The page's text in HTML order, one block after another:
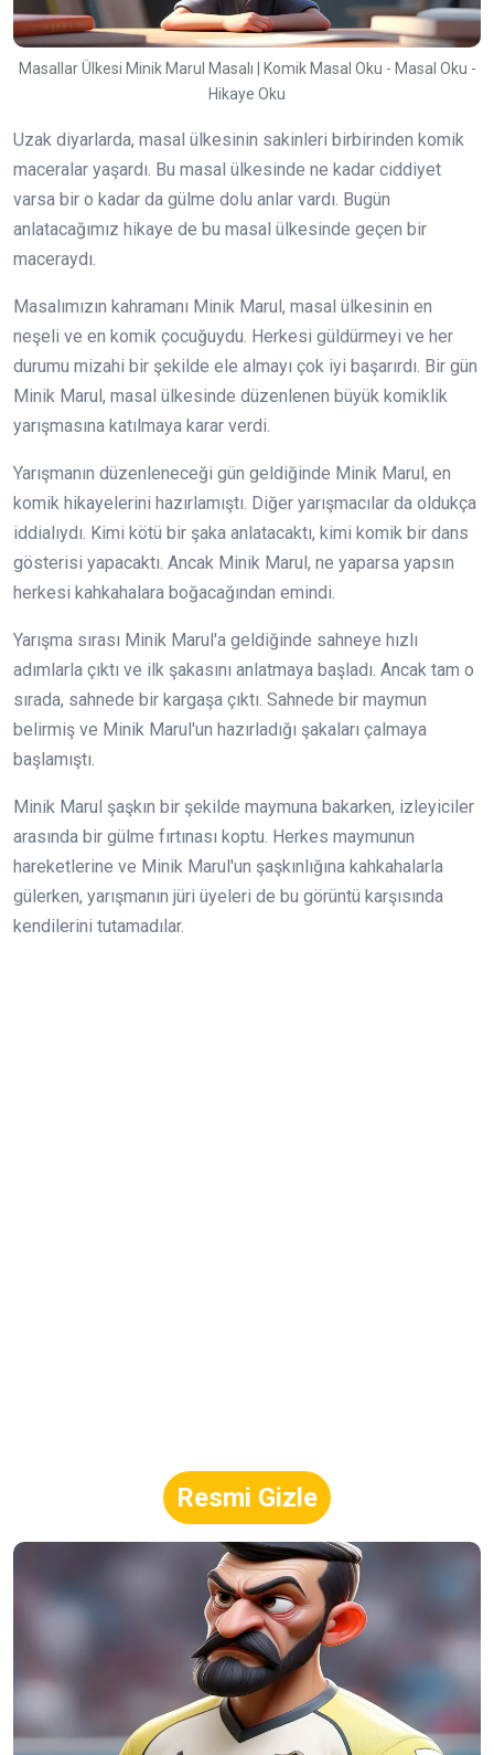
Masallar Ülkesi Minik Marul Masalı | Komik Masal Oku - Masal Oku -
Hikaye Oku
Uzak diyarlarda, masal ülkesinin sakinleri birbirinden komik
maceralar yaşardı. Bu masal ülkesinde ne kadar ciddiyet
varsa bir o kadar da gülme dolu anlar vardı. Bugün
anlatacağımız hikaye de bu masal ülkesinde geçen bir
maceraydı.
Masalımızın kahramanı Minik Marul, masal ülkesinin en
neşeli ve en komik çocuğuydu. Herkesi güldürmeyi ve her
durumu mizahi bir şekilde ele almayı çok iyi başarırdı. Bir gün
Minik Marul, masal ülkesinde düzenlenen büyük komiklik
yarışmasına katılmaya karar verdi.
Yarışmanın düzenleneceği gün geldiğinde Minik Marul, en
komik hikayelerini hazırlamıştı. Diğer yarışmacılar da oldukça
iddialıydı. Kimi kötü bir şaka anlatacaktı, kimi komik bir dans
gösterisi yapacaktı. Ancak Minik Marul, ne yaparsa yapsın
herkesi kahkahalara boğacağından emindi.
Yarışma sırası Minik Marul'a geldiğinde sahneye hızlı
adımlarla çıktı ve ilk şakasını anlatmaya başladı. Ancak tam o
sırada, sahnede bir kargaşa çıktı. Sahnede bir maymun
belirmiş ve Minik Marul'un hazırladığı şakaları çalmaya
başlamıştı.
Minik Marul şaşkın bir şekilde maymuna bakarken, izleyiciler
arasında bir gülme fırtınası koptu. Herkes maymunun
hareketlerine ve Minik Marul'un şaşkınlığına kahkahalarla
gülerken, yarışmanın jüri üyeleri de bu görüntü karşısında
kendilerini tutamadılar.
Resmi Gizle